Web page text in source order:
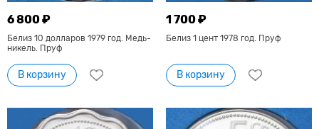
6 800 ₽
Белиз 10 долларов 1979 год. Медь-
никель. Пруф
В корзину
1 700 ₽
Белиз 1 цент 1978 год. Пруф
В корзину